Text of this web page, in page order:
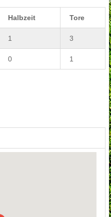
Halbzeit Tore
1 3
0 1